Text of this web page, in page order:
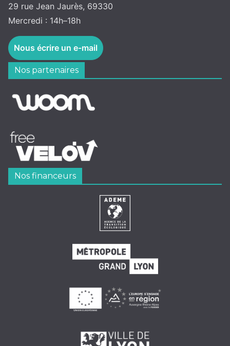
29 rue Jean Jaurès, 69330
Mercredi : 14h–18h
Nous écrire un e-mail
Nos partenaires
Nos financeurs